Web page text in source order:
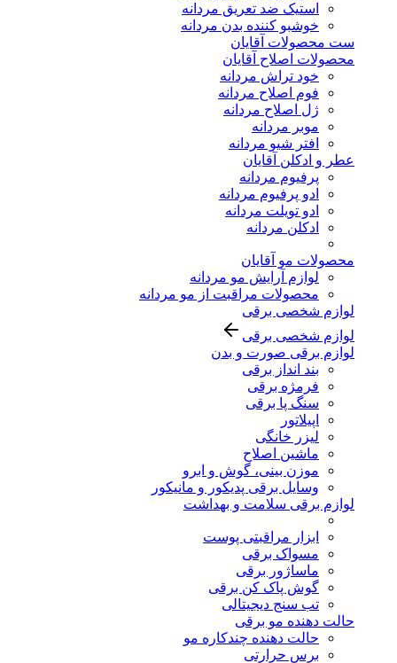
استیک ضد تعریق مردانه
خوشبو کننده بدن مردانه
ست محصولات آقایان
محصولات اصلاح آقایان
خود تراش مردانه
فوم اصلاح مردانه
ژل اصلاح مردانه
موبر مردانه
افتر شیو مردانه
عطر و ادکلن آقایان
پرفیوم مردانه
ادو پرفیوم مردانه
ادو تویلت مردانه
ادکلن مردانه
محصولات مو آقایان
لوازم آرایش مو مردانه
محصولات مراقبت از مو مردانه
لوازم شخصی برقی
لوازم شخصی برقی
لوازم برقی صورت و بدن
بند انداز برقی
فرمژه برقی
سنگ پا برقی
اپیلاتور
لیزر خانگی
ماشین اصلاح
موزن بینی، گوش و ابرو
وسایل برقی پدیکور و مانیکور
لوازم برقی سلامت و بهداشت
ابزار مراقبتی پوست
مسواک برقی
ماساژور برقی
گوش پاک کن برقی
تب سنج دیجیتالی
حالت دهنده مو برقی
حالت دهنده چندکاره مو
برس حرارتی